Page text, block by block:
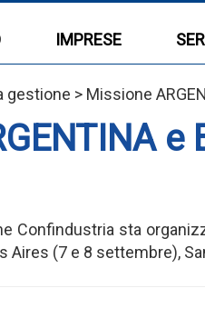
IMPRESE
> Missione
Confindustria sta
Aires (7 e 8 settembre),